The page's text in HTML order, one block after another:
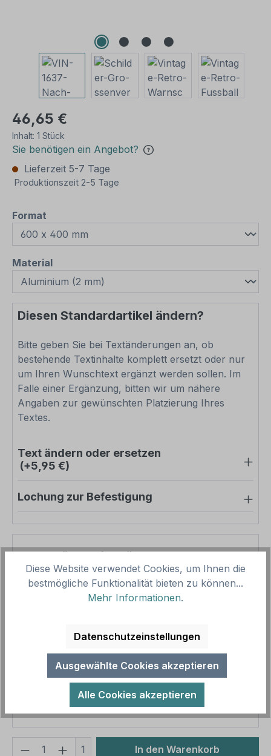
46,65 €
Inhalt: 1 Stück
Sie benötigen ein Angebot?
Lieferzeit 5-7 Tage
Produktionszeit 2-5 Tage
Format
Materialauswählen
Diesen Standardartikel ändern?
Bitte geben Sie bei Textänderungen an, ob
bestehende Textinhalte komplett ersetzt oder nur
um Ihren Wunschtext ergänzt werden sollen. Im
Falle einer Ergänzung, bitten wir um nähere
Angaben zur gewünschten Platzierung Ihres
Textes.
Text ändern oder ersetzen
(+5,95 €)
Lochung zur Befestigung
Pro-Stück-Aufschläge
Produktpreis
46,65 €
Zwischensumme
Zusammenfassung
Gesamtpreis
46,65 €
Preise inkl. MwSt. zzgl. Versandkosten
Aufgrund von Neuberechnungen im Warenkorb sind
abweichende Endpreise möglich.
Produkt Anzahl: Gib den
1 In den Warenkorb
Diese Website verwendet Cookies, um Ihnen die
bestmögliche Funktionalität bieten zu können...
Mehr Informationen.
Datenschutzeinstellungen
Ausgewählte Cookies akzeptieren
Alle Cookies akzeptieren